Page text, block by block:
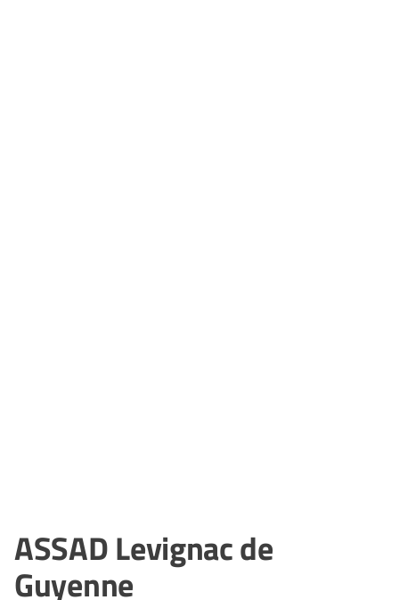
ASSAD Levignac de
Guyenne